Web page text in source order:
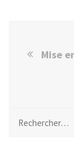
Mise
Rechercher :